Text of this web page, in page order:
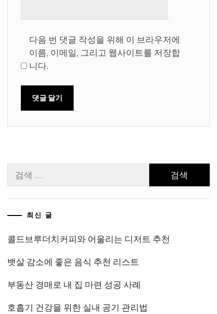
다음 번 댓글 작성을 위해 이 브라우저에
이름, 이메일, 그리고 웹사이트를 저장합
니다.
색:
최신 글
콜드브루더치커피와 어울리는 디저트 추천
뱃살 감소에 좋은 음식 추천 리스트
부동산 경매로 내 집 마련 성공 사례
호흡기 건강을 위한 실내 공기 관리법